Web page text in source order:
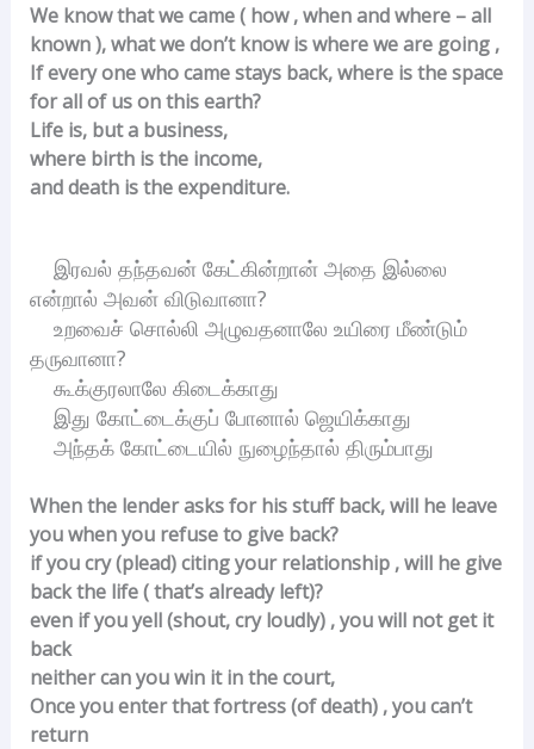
We know that we came ( how , when and where – all
known ), what we don’t know is where we are going ,
If every one who came stays back, where is the space
for all of us on this earth?
Life is, but a business,
where birth is the income,
and death is the expenditure.
இரவல் தந்தவன் கேட்கின்றான் அதை இல்லை
என்றால் அவன் விடுவானா?
உறவைச் சொல்லி அழுவதனாலே உயிரை மீண்டும்
தருவானா?
கூக்குரலாலே கிடைக்காது
இது கோட்டைக்குப் போனால் ஜெயிக்காது
அந்தக் கோட்டையில் நுழைந்தால் திரும்பாது
When the lender asks for his stuff back, will he leave
you when you refuse to give back?
if you cry (plead) citing your relationship , will he give
back the life ( that’s already left)?
even if you yell (shout, cry loudly) , you will not get it
back
neither can you win it in the court,
Once you enter that fortress (of death) , you can’t
return